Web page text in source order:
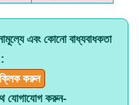
এবং কোনো বাধ্যবাধকতা
করুন
যোগাযোগ করুন-